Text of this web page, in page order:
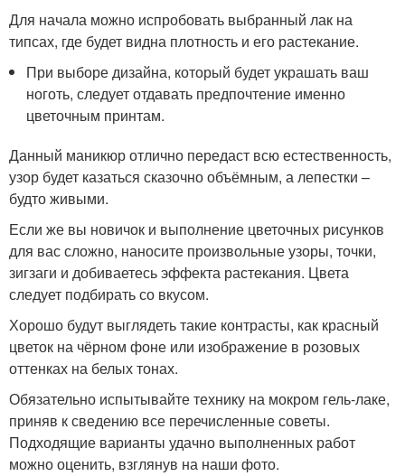
Для начала можно испробовать выбранный лак на
типсах, где будет видна плотность и его растекание.
При выборе дизайна, который будет украшать ваш
ноготь, следует отдавать предпочтение именно
цветочным принтам.
Данный маникюр отлично передаст всю естественность,
узор будет казаться сказочно объёмным, а лепестки –
будто живыми.
Если же вы новичок и выполнение цветочных рисунков
для вас сложно, наносите произвольные узоры, точки,
зигзаги и добиваетесь эффекта растекания. Цвета
следует подбирать со вкусом.
Хорошо будут выглядеть такие контрасты, как красный
цветок на чёрном фоне или изображение в розовых
оттенках на белых тонах.
Обязательно испытывайте технику на мокром гель-лаке,
приняв к сведению все перечисленные советы.
Подходящие варианты удачно выполненных работ
можно оценить, взглянув на наши фото.